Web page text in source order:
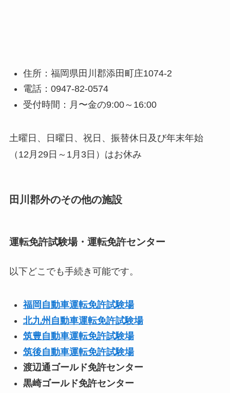
住所：福岡県田川郡添田町庄1074-2
電話：0947-82-0574
受付時間：月〜金の9:00～16:00
土曜日、日曜日、祝日、振替休日及び年末年始
（12月29日～1月3日）はお休み
田川郡外のその他の施設
運転免許試験場・運転免許センター
以下どこでも手続き可能です。
福岡自動車運転免許試験場
北九州自動車運転免許試験場
筑豊自動車運転免許試験場
筑後自動車運転免許試験場
渡辺通ゴールド免許センター
黒崎ゴールド免許センター